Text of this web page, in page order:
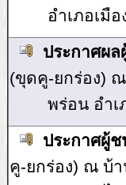
อำเภอเมื
ประกาศผล
(ขุดคู-ยกร่อง)
พร่อน อำ
ประกาศผู้ช
คู-ยกร่อง) ณ บ้